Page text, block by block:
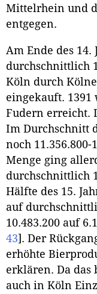
Mittelrhein und
entgegen.
Am Ende des
durchschnittlich
Köln durch
eingekauft. 1391
Fudern erreicht.
Im Durchschnitt
noch 11.356.800-
Menge ging
durchschnittlich
Hälfte des 15.
auf
10.483.200 auf
43] . Der
erhöhte
erklären. Da das
auch in Köln